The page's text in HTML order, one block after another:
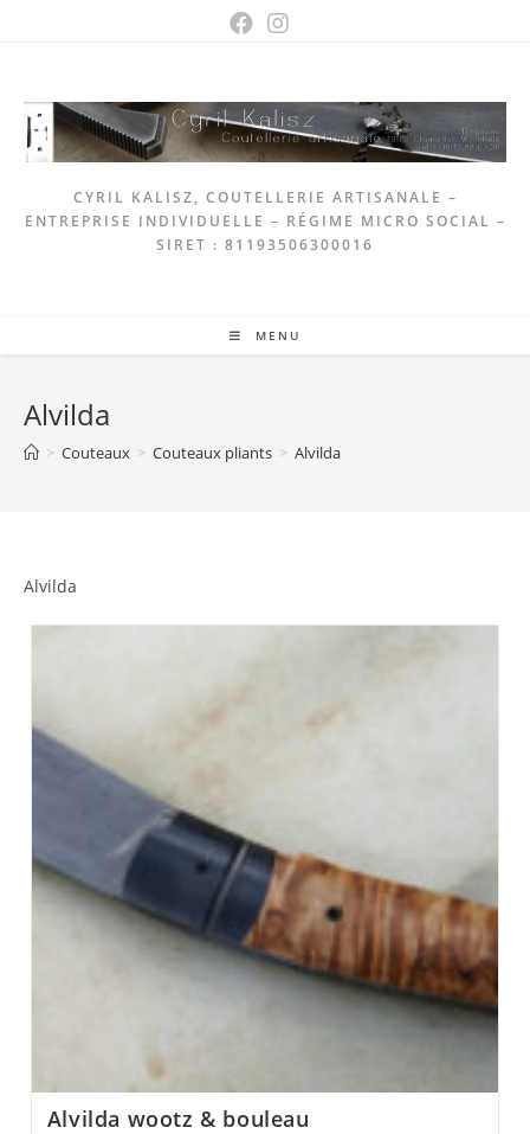
CYRIL KALISZ, COUTELLERIE ARTISANALE –
ENTREPRISE INDIVIDUELLE – RÉGIME MICRO SOCIAL –
SIRET : 81193506300016
MENU
Alvilda
> Couteaux > Couteaux pliants > Alvilda
Alvilda
Alvilda wootz & bouleau